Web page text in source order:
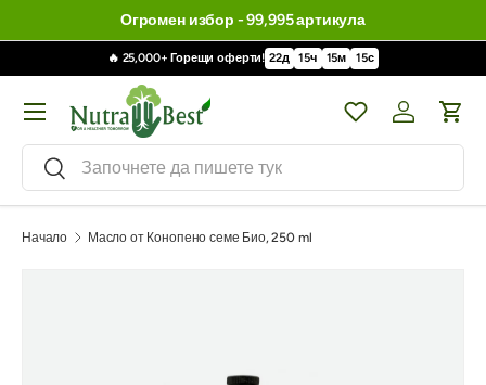
Огромен избор - 99,995 артикула
🔥 25,000+ Горещи оферти! 22д 15ч 15м 14с
Търсене
Търсене
WishlistВлизане /
Меню
Начало Масло от Конопено семе Био, 250 ml